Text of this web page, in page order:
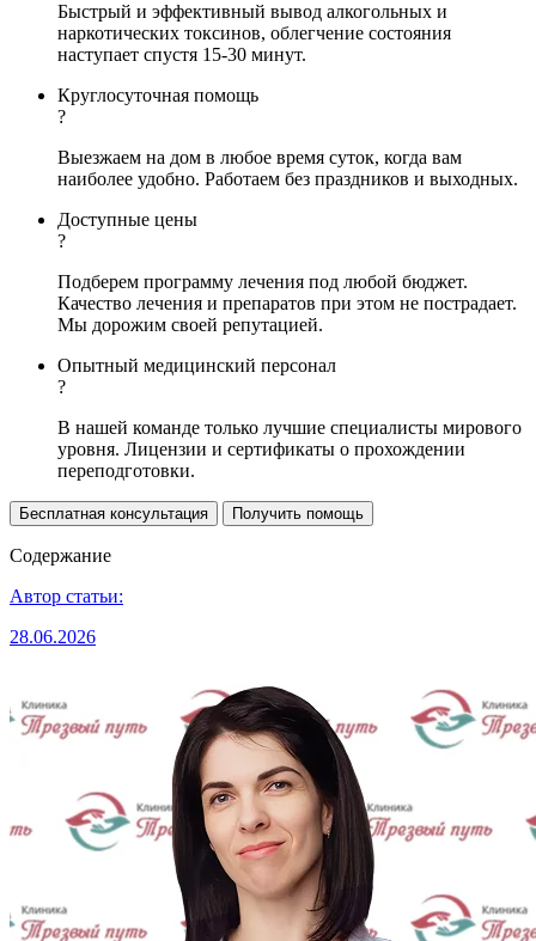
Быстрый и эффективный вывод алкогольных и
наркотических токсинов, облегчение состояния
наступает спустя 15-30 минут.
Круглосуточная помощь
?
Выезжаем на дом в любое время суток, когда вам
наиболее удобно. Работаем без праздников и выходных.
Доступные цены
?
Подберем программу лечения под любой бюджет.
Качество лечения и препаратов при этом не пострадает.
Мы дорожим своей репутацией.
Опытный медицинский персонал
?
В нашей команде только лучшие специалисты мирового
уровня. Лицензии и сертификаты о прохождении
переподготовки.
Бесплатная консультация Получить помощь
Содержание
Автор статьи:
28.06.2026